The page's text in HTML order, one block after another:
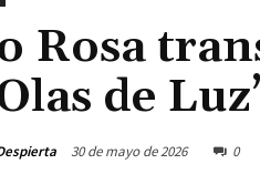
Rosa
de
30 de mayo de 2026 0